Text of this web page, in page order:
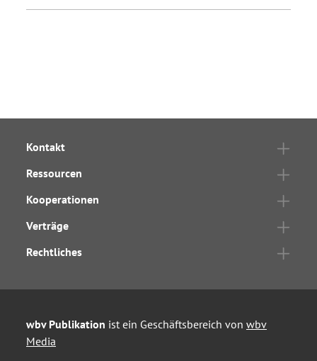
Kontakt
Ressourcen
Kooperationen
Verträge
Rechtliches
wbv Publikation ist ein Geschäftsbereich von wbv
Media